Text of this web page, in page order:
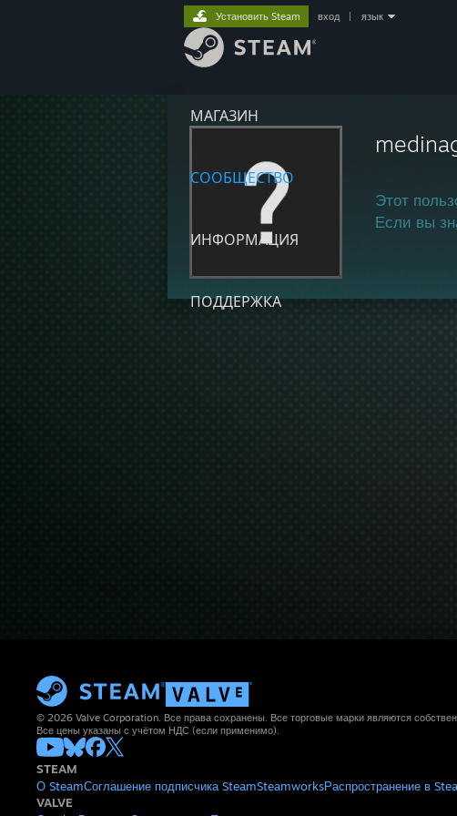
МАГАЗИН
СООБЩЕСТВО
ИНФОРМАЦИЯ
ПОДДЕРЖКА
Установить Steam вход язык
Этот
Если вы
© 2026 Valve Corporation. Все права сохранены. Все торговые марки являются
Все цены указаны с учётом НДС (если применимо).
STEAM
О SteamСоглашение подписчика SteamSteamworksРаспространение в
VALVE